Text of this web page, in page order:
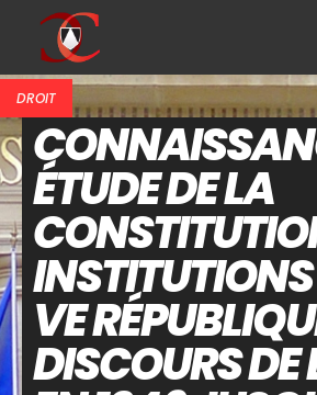
DROIT
ÉTUDE DE LA
VE
DISCOURS